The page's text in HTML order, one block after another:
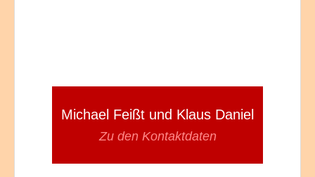
Michael Feißt und Klaus Daniel
Zu den Kontaktdaten